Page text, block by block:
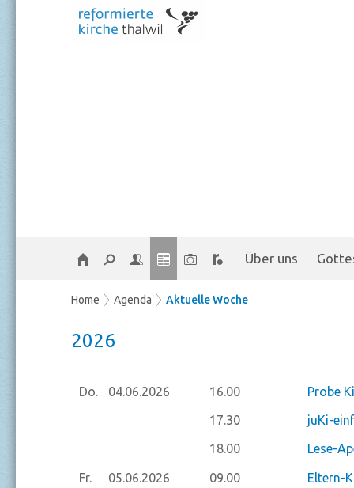
Über uns
Home Agenda Aktuelle Woche
2026
Do. 04.06.2026 16.00
Probe
17.30
juKi-
18.00
Lese-
Fr. 05.06.2026 09.00 Eltern-